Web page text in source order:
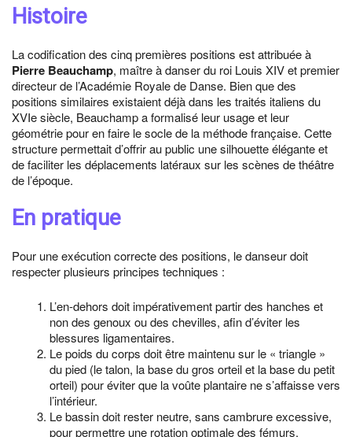
Histoire
La codification des cinq premières positions est attribuée à
Pierre Beauchamp, maître à danser du roi Louis XIV et premier
directeur de l’Académie Royale de Danse. Bien que des
positions similaires existaient déjà dans les traités italiens du
XVIe siècle, Beauchamp a formalisé leur usage et leur
géométrie pour en faire le socle de la méthode française. Cette
structure permettait d’offrir au public une silhouette élégante et
de faciliter les déplacements latéraux sur les scènes de théâtre
de l’époque.
En pratique
Pour une exécution correcte des positions, le danseur doit
respecter plusieurs principes techniques :
L’en-dehors doit impérativement partir des hanches et
non des genoux ou des chevilles, afin d’éviter les
blessures ligamentaires.
Le poids du corps doit être maintenu sur le « triangle »
du pied (le talon, la base du gros orteil et la base du petit
orteil) pour éviter que la voûte plantaire ne s’affaisse vers
l’intérieur.
Le bassin doit rester neutre, sans cambrure excessive,
pour permettre une rotation optimale des fémurs.